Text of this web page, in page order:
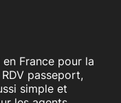
France pour la
passeport,
simple et